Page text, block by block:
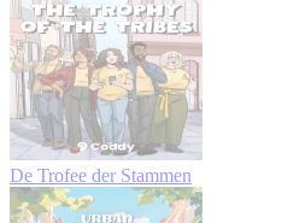
De Trofee der Stammen